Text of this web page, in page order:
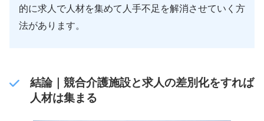
的に求人で人材を集めて人手不足を解消させていく方
法があります。
結論｜競合介護施設と求人の差別化をすれば
人材は集まる